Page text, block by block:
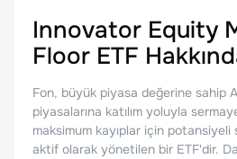
Innovator Equity
Floor ETF
Fon, büyük piyasa değerine sahip
piyasalarına katılım yoluyla
maksimum kayıplar için potansiyeli
aktif olarak yönetilen bir ETF'dir.